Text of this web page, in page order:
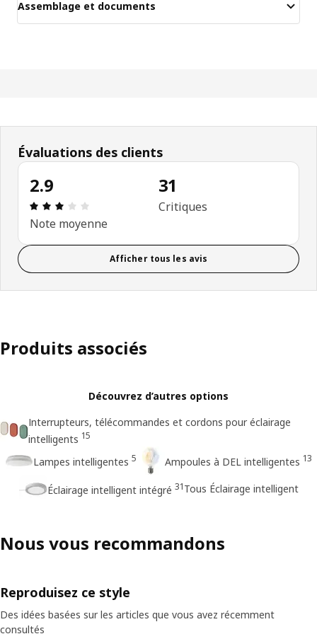
Assemblage et documents
Évaluations des clients
2.9
Avis: 2.9 sur 5 étoiles. Nombre total d'avis: 31
Note moyenne
31
Critiques
Afficher tous les avis
Produits associés
Découvrez d’autres options
Interrupteurs, télécommandes et cordons pour éclairage
intelligents 15
Lampes intelligentes 5 Ampoules à DEL intelligentes 13
Éclairage intelligent intégré 31Tous Éclairage intelligent
Nous vous recommandons
Reproduisez ce style
Des idées basées sur les articles que vous avez récemment
consultés